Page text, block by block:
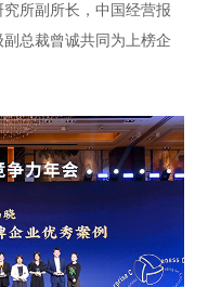
所副所长，中国经营报
总裁曾诚共同为上榜企